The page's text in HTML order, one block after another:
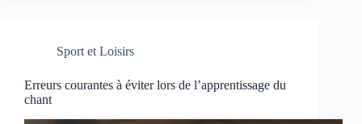
Sport et Loisirs
Erreurs courantes à éviter lors de l’apprentissage du
chant